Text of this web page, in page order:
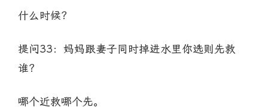
什么时候？
提问33：妈妈跟妻子同时掉进水里你选则先救
谁？
哪个近救哪个先。